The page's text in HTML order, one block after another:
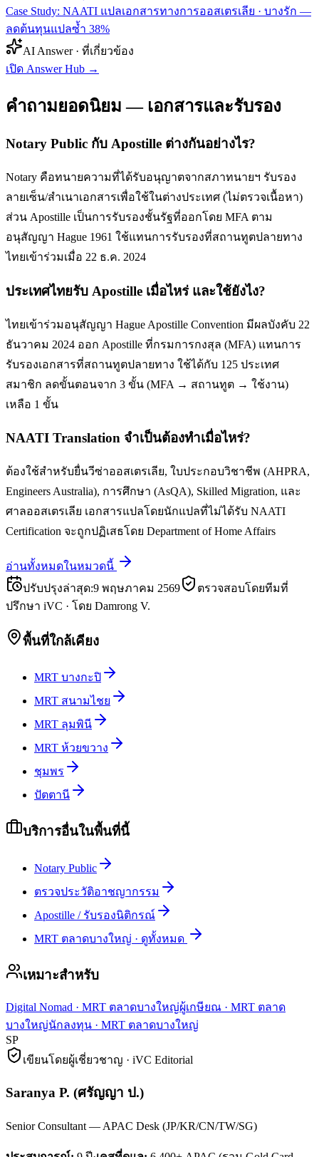
Case Study: NAATI แปลเอกสารทางการออสเตรเลีย · บางรัก —
ลดต้นทุนแปลซ้ำ 38%
AI Answer · ที่เกี่ยวข้อง
เปิด Answer Hub →
คำถามยอดนิยม — เอกสารและรับรอง
Notary Public กับ Apostille ต่างกันอย่างไร?
Notary คือทนายความที่ได้รับอนุญาตจากสภาทนายฯ รับรอง
ลายเซ็น/สำเนาเอกสารเพื่อใช้ในต่างประเทศ (ไม่ตรวจเนื้อหา)
ส่วน Apostille เป็นการรับรองชั้นรัฐที่ออกโดย MFA ตาม
อนุสัญญา Hague 1961 ใช้แทนการรับรองที่สถานทูตปลายทาง
ไทยเข้าร่วมเมื่อ 22 ธ.ค. 2024
ประเทศไทยรับ Apostille เมื่อไหร่ และใช้ยังไง?
ไทยเข้าร่วมอนุสัญญา Hague Apostille Convention มีผลบังคับ 22
ธันวาคม 2024 ออก Apostille ที่กรมการกงสุล (MFA) แทนการ
รับรองเอกสารที่สถานทูตปลายทาง ใช้ได้กับ 125 ประเทศ
สมาชิก ลดขั้นตอนจาก 3 ขั้น (MFA → สถานทูต → ใช้งาน)
เหลือ 1 ขั้น
NAATI Translation จำเป็นต้องทำเมื่อไหร่?
ต้องใช้สำหรับยื่นวีซ่าออสเตรเลีย, ใบประกอบวิชาชีพ (AHPRA,
Engineers Australia), การศึกษา (AsQA), Skilled Migration, และ
ศาลออสเตรเลีย เอกสารแปลโดยนักแปลที่ไม่ได้รับ NAATI
Certification จะถูกปฏิเสธโดย Department of Home Affairs
อ่านทั้งหมดในหมวดนี้
ปรับปรุงล่าสุด:9 พฤษภาคม 2569
ตรวจสอบโดยทีมที่
ปรึกษา iVC · โดย Damrong V.
พื้นที่ใกล้เคียง
MRT บางกะปิ
MRT สนามไชย
MRT ลุมพินี
MRT ห้วยขวาง
ชุมพร
ปัตตานี
บริการอื่นในพื้นที่นี้
Notary Public
ตรวจประวัติอาชญากรรม
Apostille / รับรองนิติกรณ์
MRT ตลาดบางใหญ่ · ดูทั้งหมด
เหมาะสำหรับ
Digital Nomad · MRT ตลาดบางใหญ่ผู้เกษียณ · MRT ตลาด
บางใหญ่นักลงทุน · MRT ตลาดบางใหญ่
SP
เขียนโดยผู้เชี่ยวชาญ · iVC Editorial
Saranya P. (ศรัญญา ป.)
Senior Consultant — APAC Desk (JP/KR/CN/TW/SG)